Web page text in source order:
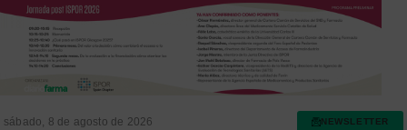
sábado, 8 de agosto de 2026 NEWSLETTER